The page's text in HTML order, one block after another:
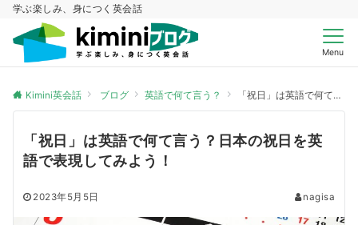
学ぶ楽しみ、身につく英会話
Menu
Kimini英会話 ブログ 英語で何て言う？ 「祝日」は英語で何て言う？日本の祝日を英語で表現してみよう！
「祝日」は英語で何て言う？日本の祝日を英
語で表現してみよう！
2023年5月5日 nagisa